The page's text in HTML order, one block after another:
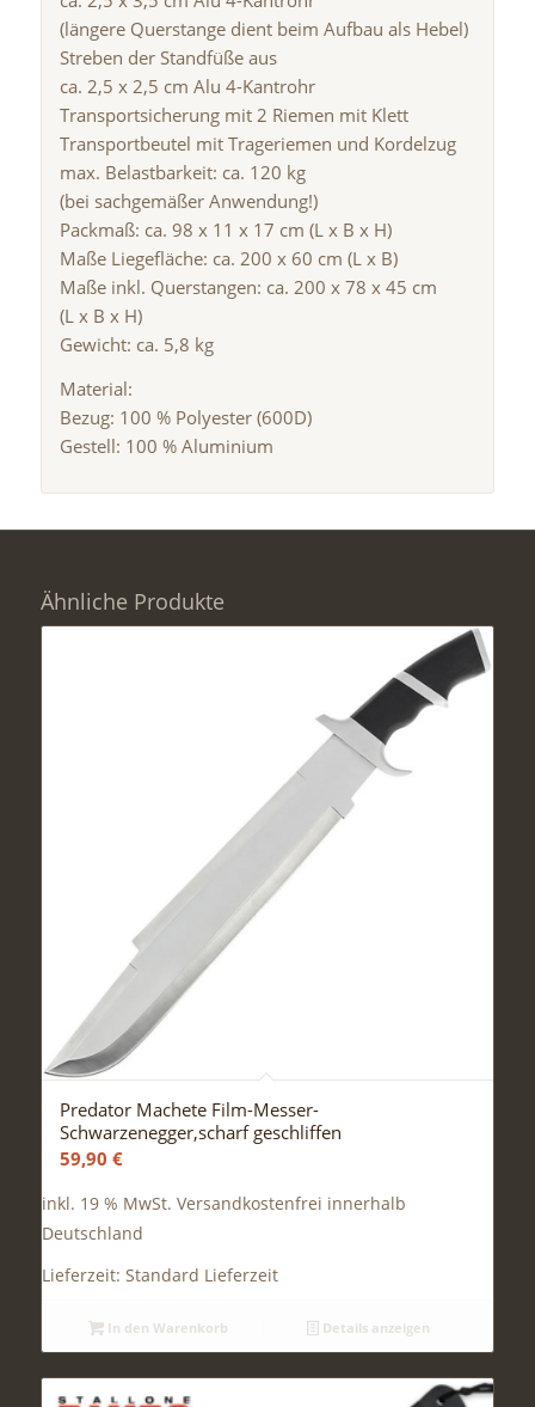
(längere Querstange dient beim Aufbau als Hebel)
Streben der Standfüße aus
ca. 2,5 x 2,5 cm Alu 4-Kantrohr
Transportsicherung mit 2 Riemen mit Klett
Transportbeutel mit Trageriemen und Kordelzug
max. Belastbarkeit: ca. 120 kg
(bei sachgemäßer Anwendung!)
Packmaß: ca. 98 x 11 x 17 cm (L x B x H)
Maße Liegefläche: ca. 200 x 60 cm (L x B)
Maße inkl. Querstangen: ca. 200 x 78 x 45 cm
(L x B x H)
Gewicht: ca. 5,8 kg
Material:
Bezug: 100 % Polyester (600D)
Gestell: 100 % Aluminium
Ähnliche Produkte
Predator Machete Film-Messer-
Schwarzenegger,scharf geschliffen
59,90 €
inkl. 19 % MwSt. Versandkostenfrei innerhalb
Deutschland
Lieferzeit: Standard Lieferzeit
In den Warenkorb Details anzeigen